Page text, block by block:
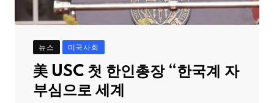
뉴스 미국사회
美 USC 첫 한인총장 “한국계 자
부심으로 세계